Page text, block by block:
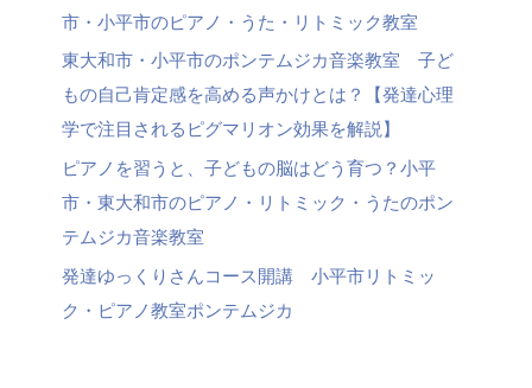
市・小平市のピアノ・うた・リトミック教室
東大和市・小平市のポンテムジカ音楽教室 子ど
もの自己肯定感を高める声かけとは？【発達心理
学で注目されるピグマリオン効果を解説】
ピアノを習うと、子どもの脳はどう育つ？小平
市・東大和市のピアノ・リトミック・うたのポン
テムジカ音楽教室
発達ゆっくりさんコース開講 小平市リトミッ
ク・ピアノ教室ポンテムジカ